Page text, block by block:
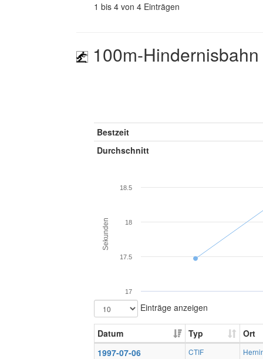
1 bis 4 von 4 Einträgen
100m-
Bestzeit
Durchschnitt
Sekunden
17
17.5
18
18.5
Einträge anzeigen
Datum Typ
Ort
1997-07-06
CTIF